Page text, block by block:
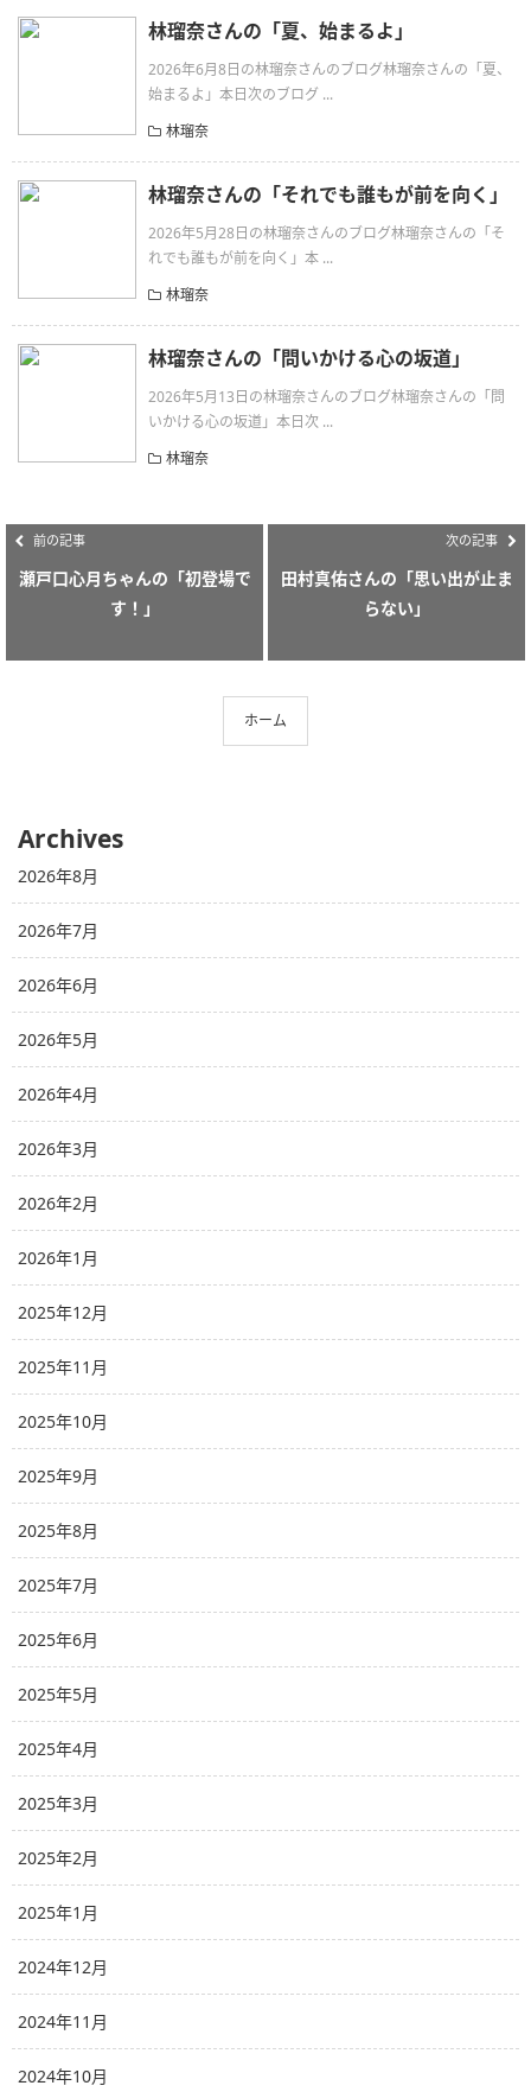
林瑠奈さんの「夏、始まるよ」
2026年6月8日の林瑠奈さんのブログ林瑠奈さんの「夏、
始まるよ」本日次のブログ ...
林瑠奈
林瑠奈さんの「それでも誰もが前を向く」
2026年5月28日の林瑠奈さんのブログ林瑠奈さんの「そ
れでも誰もが前を向く」本 ...
林瑠奈
林瑠奈さんの「問いかける心の坂道」
2026年5月13日の林瑠奈さんのブログ林瑠奈さんの「問
いかける心の坂道」本日次 ...
林瑠奈
前の記事
瀬戸口心月ちゃんの「初登場で
す！」
次の記事
田村真佑さんの「思い出が止ま
らない」
ホーム
Archives
2026年8月
2026年7月
2026年6月
2026年5月
2026年4月
2026年3月
2026年2月
2026年1月
2025年12月
2025年11月
2025年10月
2025年9月
2025年8月
2025年7月
2025年6月
2025年5月
2025年4月
2025年3月
2025年2月
2025年1月
2024年12月
2024年11月
2024年10月